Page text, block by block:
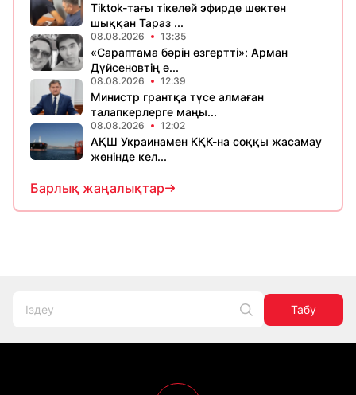
Tiktok-тағы тікелей эфирде шектен
шыққан Тараз ...
08.08.2026 13:35
«Сараптама бәрін өзгертті»: Арман
Дүйсеновтің ә...
08.08.2026 12:39
Министр грантқа түсе алмаған
талапкерлерге маңы...
08.08.2026 12:02
АҚШ Украинамен КҚК-на соққы жасамау
жөнінде кел...
Барлық жаңалықтар
Табу